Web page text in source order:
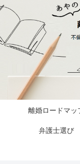
離婚ロードマッ
弁護士選び